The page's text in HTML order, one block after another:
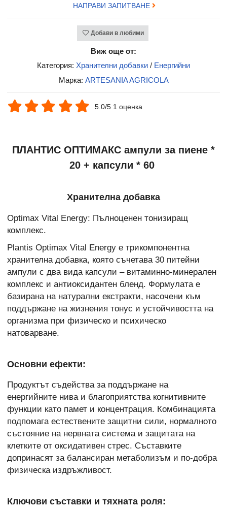
НАПРАВИ ЗАПИТВАНЕ
Добави в любими
Виж още от:
Категория: Хранителни добавки / Енергийни
Марка: ARTESANIA AGRICOLA
5.0/5 1 оценка
ПЛАНТИС ОПТИМАКС ампули за пиене *
20 + капсули * 60
Хранителна добавка
Optimax Vital Energy: Пълноценен тонизиращ
комплекс.
Plantis Optimax Vital Energy е трикомпонентна
хранителна добавка, която съчетава 30 питейни
ампули с два вида капсули – витаминно-минерален
комплекс и антиоксидантен бленд. Формулата е
базирана на натурални екстракти, насочени към
поддържане на жизнения тонус и устойчивостта на
организма при физическо и психическо
натоварване.
Основни ефекти:
Продуктът съдейства за поддържане на
енергийните нива и благоприятства когнитивните
функции като памет и концентрация. Комбинацията
подпомага естествените защитни сили, нормалното
състояние на нервната система и защитата на
клетките от оксидативен стрес. Съставките
допринасят за балансиран метаболизъм и по-добра
физическа издръжливост.
Ключови съставки и тяхната роля: